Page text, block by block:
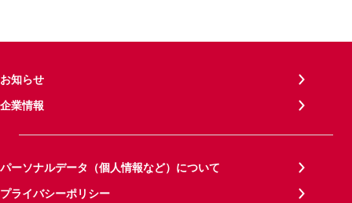
お知らせ
企業情報
パーソナルデータ（個人情報など）について
プライバシーポリシー